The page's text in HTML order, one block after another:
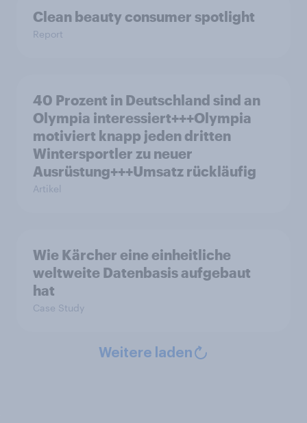
Clean beauty consumer spotlight
Report
40 Prozent in Deutschland sind an
Olympia interessiert+++Olympia
motiviert knapp jeden dritten
Wintersportler zu neuer
Ausrüstung+++Umsatz rückläufig
Artikel
Wie Kärcher eine einheitliche
weltweite Datenbasis aufgebaut
hat
Case Study
Weitere laden